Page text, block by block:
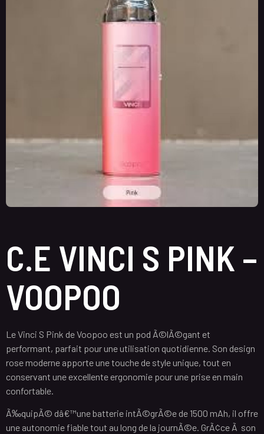
C.E VINCI S PINK –
VOOPOO
Le Vinci S Pink de Voopoo est un pod Ã©lÃ©gant et
performant, parfait pour une utilisation quotidienne. Son design
rose moderne apporte une touche de style unique, tout en
conservant une excellente ergonomie pour une prise en main
confortable.
Ã‰quipÃ© dâ€™une batterie intÃ©grÃ©e de 1500 mAh, il offre
une autonomie fiable tout au long de la journÃ©e. GrÃ¢ce Ã son